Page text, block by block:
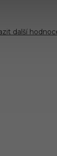
další